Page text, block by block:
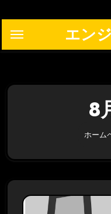
ッ
エン
8
ホーム